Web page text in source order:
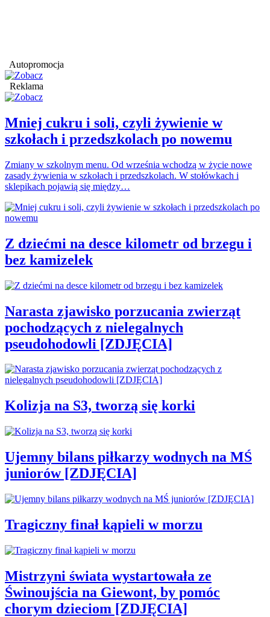
Autopromocja
Reklama
Mniej cukru i soli, czyli żywienie w
szkołach i przedszkolach po nowemu
Zmiany w szkolnym menu. Od września wchodzą w życie nowe
zasady żywienia w szkołach i przedszkolach. W stołówkach i
sklepikach pojawią się między…
Z dziećmi na desce kilometr od brzegu i
bez kamizelek
Narasta zjawisko porzucania zwierząt
pochodzących z nielegalnych
pseudohodowli [ZDJĘCIA]
Kolizja na S3, tworzą się korki
Ujemny bilans piłkarzy wodnych na MŚ
juniorów [ZDJĘCIA]
Tragiczny finał kąpieli w morzu
Mistrzyni świata wystartowała ze
Świnoujścia na Giewont, by pomóc
chorym dzieciom [ZDJĘCIA]